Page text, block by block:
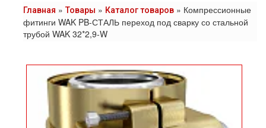
Главная »Товары » Каталог товаров » Компрессионные
фитинги WAK PB-СТАЛЬ переход под сварку со стальной
трубой WAK 32*2,9-W